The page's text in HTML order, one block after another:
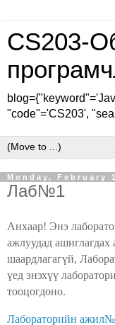
CS203-
"code"='CS203',
Monday, February
Лаб№1
Анхаар! Энэ
ажлуудад ашиглагдах
шаардлагагүй,
үед энэхүү
тооцогдоно.
Лабораторийн